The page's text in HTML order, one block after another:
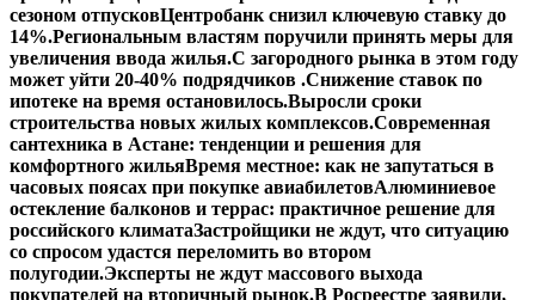
сезоном отпусковЦентробанк снизил ключевую ставку до
14%.Региональным властям поручили принять меры для
увеличения ввода жилья.С загородного рынка в этом году
может уйти 20-40% подрядчиков .Снижение ставок по
ипотеке на время остановилось.Выросли сроки
строительства новых жилых комплексов.Современная
сантехника в Астане: тенденции и решения для
комфортного жильяВремя местное: как не запутаться в
часовых поясах при покупке авиабилетовАлюминиевое
остекление балконов и террас: практичное решение для
российского климатаЗастройщики не ждут, что ситуацию
со спросом удастся переломить во втором
полугодии.Эксперты не ждут массового выхода
покупателей на вторичный рынок.В Росреестре заявили,